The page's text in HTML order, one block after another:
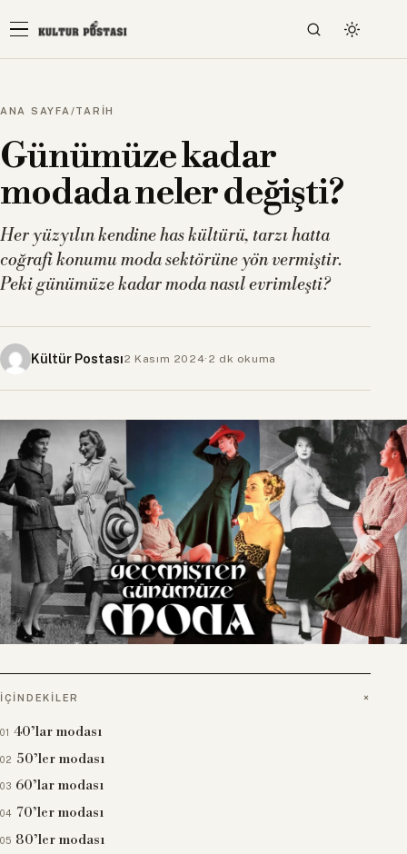
ANA SAYFA /TARİH
Günümüze kadar
modada neler değişti?
Her yüzyılın kendine has kültürü, tarzı hatta
coğrafi konumu moda sektörüne yön vermiştir.
Peki günümüze kadar moda nasıl evrimleşti?
Kültür Postası2 Kasım 2024· 2 dk okuma
İÇINDEKILER
40’lar modası
50’ler modası
60’lar modası
70’ler modası
80’ler modası